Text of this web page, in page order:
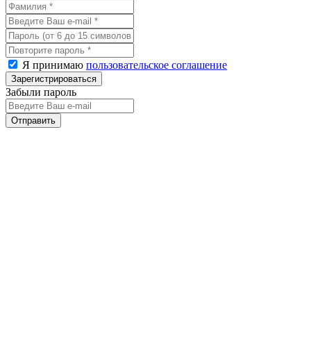
Я принимаю пользовательское соглашение
Забыли пароль